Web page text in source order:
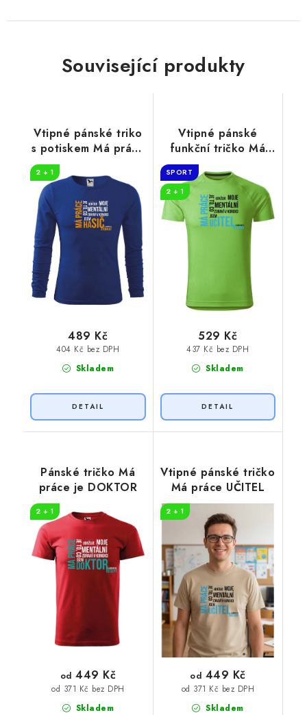
Související produkty
Vtipné pánské triko
s potiskem Má práce
2 + 1
Skladem
404 Kč bez DPH
489 Kč
Vtipné pánské
funkční tričko Má
práce UČITEL
SPORT
2 + 1
Skladem
437 Kč bez DPH
529 Kč
Pánské tričko Má
práce je DOKTOR
2 + 1
Skladem
od 371 Kč bez DPH
od 449 Kč
Vtipné pánské tričko
Má práce UČITEL
2 + 1
Skladem
od 371 Kč bez DPH
od 449 Kč